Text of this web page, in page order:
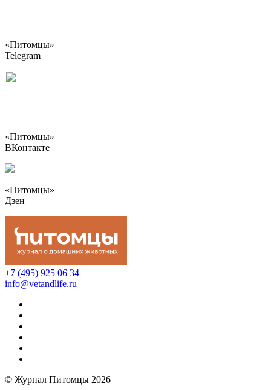
«Питомцы»
Telegram
«Питомцы»
ВКонтакте
«Питомцы»
Дзен
+7 (495) 925 06 34
info@vetandlife.ru
© Журнал Питомцы 2026